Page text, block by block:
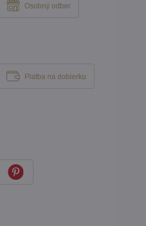
Osobný odber
Platba na dobierku